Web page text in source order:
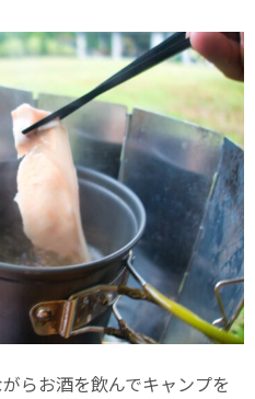
らお酒を飲んでキャンプを